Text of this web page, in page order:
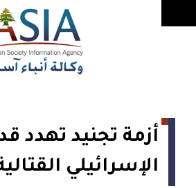
أزمة تجنيد تهدد
الإسرائيلي